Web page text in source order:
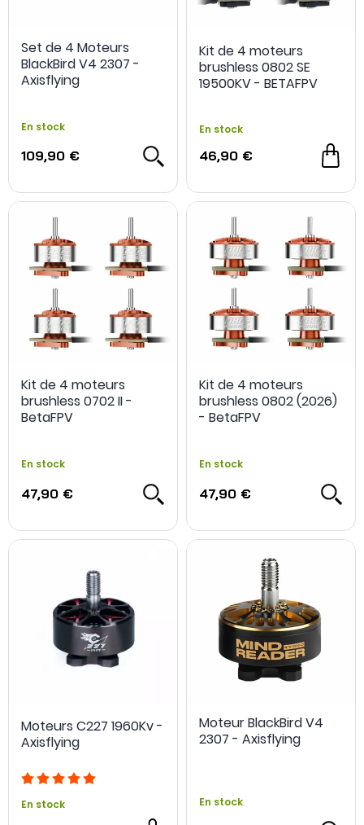
Set de 4 Moteurs
BlackBird V4 2307 -
Axisflying
En stock
109,90 €
Kit de 4 moteurs
brushless 0802 SE
19500KV - BETAFPV
En stock
46,90 €
Kit de 4 moteurs
brushless 0702 II -
BetaFPV
En stock
47,90 €
Kit de 4 moteurs
brushless 0802 (2026)
- BetaFPV
En stock
47,90 €
Moteurs C227 1960Kv -
Axisflying
En stock
Moteur BlackBird V4
2307 - Axisflying
En stock